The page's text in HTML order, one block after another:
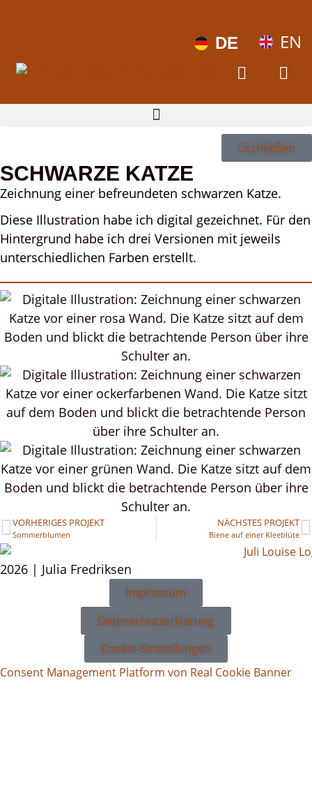
DE EN
schließen
SCHWARZE KATZE
Zeichnung einer befreundeten schwarzen Katze.
Diese Illustration habe ich digital gezeichnet. Für den
Hintergrund habe ich drei Versionen mit jeweils
unterschiedlichen Farben erstellt.
VORHERIGES PROJEKT
Sommerblumen
NÄCHSTES PROJEKT
Biene auf einer Kleeblüte
2026 | Julia Fredriksen
Impressum
Datenschutzerklärung
Cookie-Einstellungen
Consent Management Platform von Real Cookie Banner